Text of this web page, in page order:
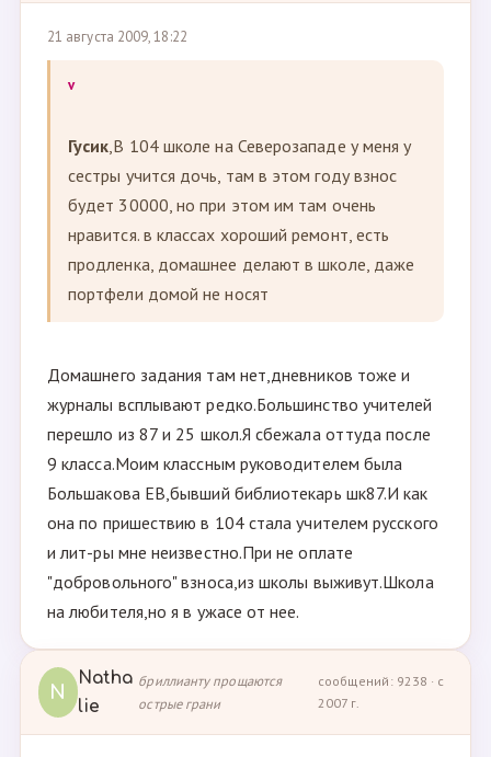
21 августа 2009, 18:22
v
Гусик,В 104 школе на Северозападе у меня у
сестры учится дочь, там в этом году взнос
будет 30000, но при этом им там очень
нравится. в классах хороший ремонт, есть
продленка, домашнее делают в школе, даже
портфели домой не носят
Домашнего задания там нет,дневников тоже и
журналы всплывают редко.Большинство учителей
перешло из 87 и 25 школ.Я сбежала оттуда после
9 класса.Моим классным руководителем была
Большакова ЕВ,бывший библиотекарь шк87.И как
она по пришествию в 104 стала учителем русского
и лит-ры мне неизвестно.При не оплате
"добровольного" взноса,из школы выживут.Школа
на любителя,но я в ужасе от нее.
N
Natha
lie
бриллианту прощаются
острые грани
сообщений: 9238 · с
2007 г.